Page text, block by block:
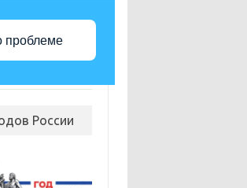
проблеме
России